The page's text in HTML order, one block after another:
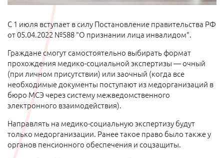
С 1 июля вступает в силу Постановление правительства РФ
от 05.04.2022 №588 "О признании лица инвалидом".
Граждане смогут самостоятельно выбирать формат
прохождения медико-социальной экспертизы — очный
(при личном присутствии) или заочный (когда все
необходимые документы поступают из медорганизаций в
бюро МСЭ через систему межведомственного
электронного взаимодействия).
Направлять на медико-социальную экспертизу будут
только медорганизации. Ранее такое право было также у
органов пенсионного обеспечения и соцзащиты.